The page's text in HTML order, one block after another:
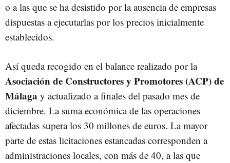
o a las que se ha desistido por la ausencia de empresas
dispuestas a ejecutarlas por los precios inicialmente
establecidos.
Así queda recogido en el balance realizado por la
Asociación de Constructores y Promotores (ACP) de
Málaga y actualizado a finales del pasado mes de
diciembre. La suma económica de las operaciones
afectadas supera los 30 millones de euros. La mayor
parte de estas licitaciones estancadas corresponden a
administraciones locales, con más de 40, a las que